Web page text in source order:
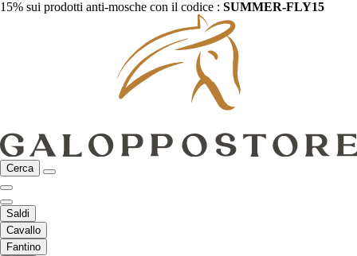
15% sui prodotti anti-mosche con il codice : SUMMER-FLY15
Cerca
Saldi
Cavallo
Fantino